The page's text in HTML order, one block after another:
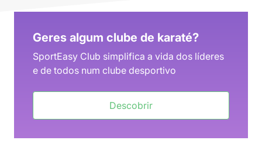
Geres algum clube de karaté?
SportEasy Club simplifica a vida dos líderes
e de todos num clube desportivo
Descobrir